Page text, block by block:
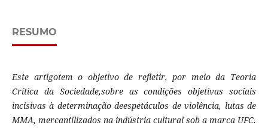
RESUMO
Este artigotem o objetivo de refletir, por meio da Teoria
Crítica da Sociedade,sobre as condições objetivas sociais
incisivas à determinação deespetáculos de violência, lutas de
MMA, mercantilizados na indústria cultural sob a marca UFC.